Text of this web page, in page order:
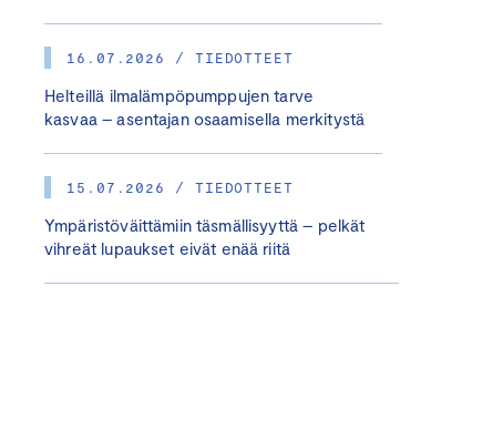
16.07.2026 / TIEDOTTEET
Helteillä ilmalämpöpumppujen tarve
kasvaa – asentajan osaamisella merkitystä
15.07.2026 / TIEDOTTEET
Ympäristöväittämiin täsmällisyyttä – pelkät
vihreät lupaukset eivät enää riitä